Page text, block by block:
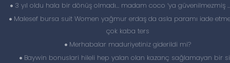
3 yıl oldu hala bir dönüş olmadı… madam coco ‘ya güvenilmezmiş
Malesef bursa suit Women yağmur erdaş da asla paramı iade
çok kaba ters
Merhabalar maduriyetiniz giderildi mi?
Baywin bonuslari hileli hep yalan olan kazanç sağlamayan bir